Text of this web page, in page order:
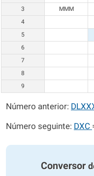
3
MMM
4
5
6
7
8
9
Número anterior:
Número seguinte: DXC
Conversor